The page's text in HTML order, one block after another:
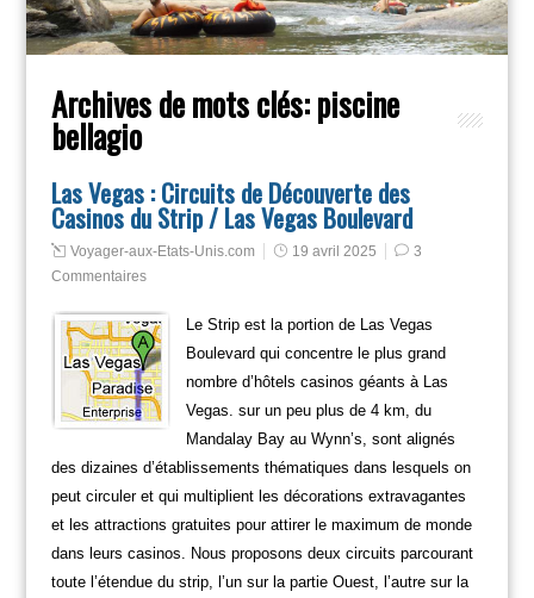
Archives de mots clés:piscine
bellagio
Las Vegas : Circuits de Découverte des
Casinos du Strip / Las Vegas Boulevard
Voyager-aux-Etats-Unis.com 19 avril 2025
3
Commentaires
Le Strip est la portion de Las Vegas
Boulevard qui concentre le plus grand
nombre d’hôtels casinos géants à Las
Vegas. sur un peu plus de 4 km, du
Mandalay Bay au Wynn’s, sont alignés
des dizaines d’établissements thématiques dans lesquels on
peut circuler et qui multiplient les décorations extravagantes
et les attractions gratuites pour attirer le maximum de monde
dans leurs casinos. Nous proposons deux circuits parcourant
toute l’étendue du strip, l’un sur la partie Ouest, l’autre sur la